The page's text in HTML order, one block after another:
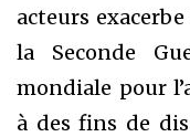
acteurs
la Seconde
mondiale pour
à des fins de